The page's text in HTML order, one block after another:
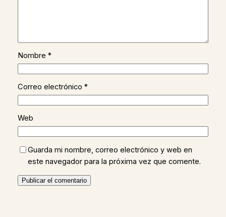
Nombre *
Correo electrónico *
Web
Guarda mi nombre, correo electrónico y web en
este navegador para la próxima vez que comente.